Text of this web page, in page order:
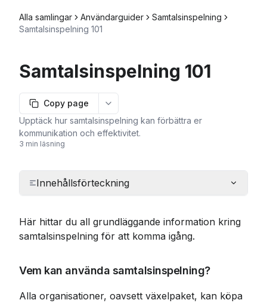
Alla samlingar Användarguider
Samtalsinspelning
Samtalsinspelning 101
Samtalsinspelning 101
Copy page
More options
Upptäck hur samtalsinspelning kan förbättra er
kommunikation och effektivitet.
3 min läsning
Innehållsförteckning
Här hittar du all grundläggande information kring
samtalsinspelning för att komma igång.
Vem kan använda samtalsinspelning?
Alla organisationer, oavsett växelpaket, kan köpa